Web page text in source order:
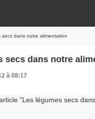
secs dans notre alimentation
secs dans notre
à 08:17